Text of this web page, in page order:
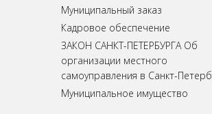
Муниципальный заказ
Кадровое обеспечение
ЗАКОН САНКТ-ПЕТЕРБУРГА Об
организации местного
самоуправления в Санкт-
Муниципальное имущество